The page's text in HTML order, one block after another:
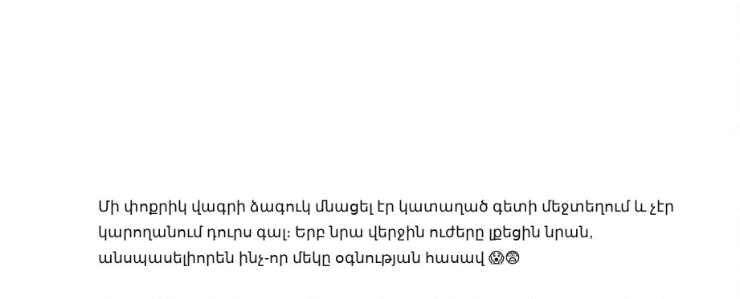
Մի փոքրիկ վագրի ձագուկ մնացել էր կատաղած գետի մեջտեղում և չէր
կարողանում դուրս գալ։ Երբ նրա վերջին ուժերը լքեցին նրան,
անսպասելիորեն ինչ-որ մեկը օգնության հասավ 😱😨